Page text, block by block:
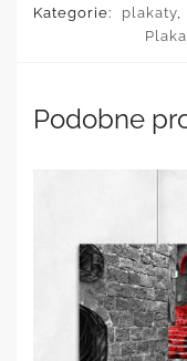
Kategorie:
plakaty,
Podobne